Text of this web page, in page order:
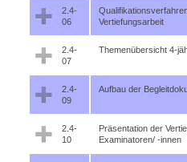
2.4-
06
Vertiefungsarbeit
2.4-
07
Themenübersicht 4-
2.4-
09
Aufbau der
2.4-
10
Präsentation der
Examinatoren/ -innen